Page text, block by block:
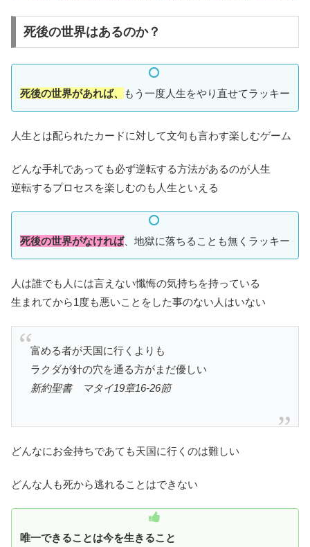
死後の世界はあるのか？
死後の世界があれば、 もう一度人生をやり直せてラッキー
人生とは配られたカードに対して文句も言わす楽しむゲーム
どんな手札であっても必ず逆転する方法があるのが人生
逆転するプロセスを楽しむのも人生といえる
死後の世界がなければ、地獄に落ちることも無くラッキー
人は誰でも人には言えない懺悔の気持ちを持っている
生まれてから1度も悪いことをした事のない人はいない
富める者が天国に行くよりも
ラクダが針の穴を通る方がまだ優しい
新約聖書 マタイ19章16‐26節
どんなにお金持ちであても天国に行くのは難しい
どんな人も死から逃れることはできない
唯一できることは今を生きること